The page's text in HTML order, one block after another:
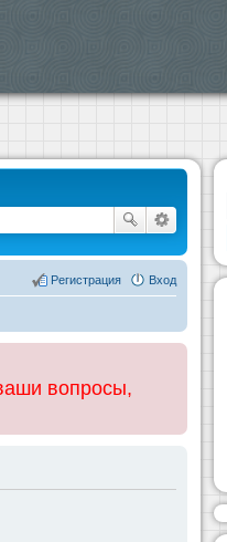
Вход
Регистрация
вопросы,